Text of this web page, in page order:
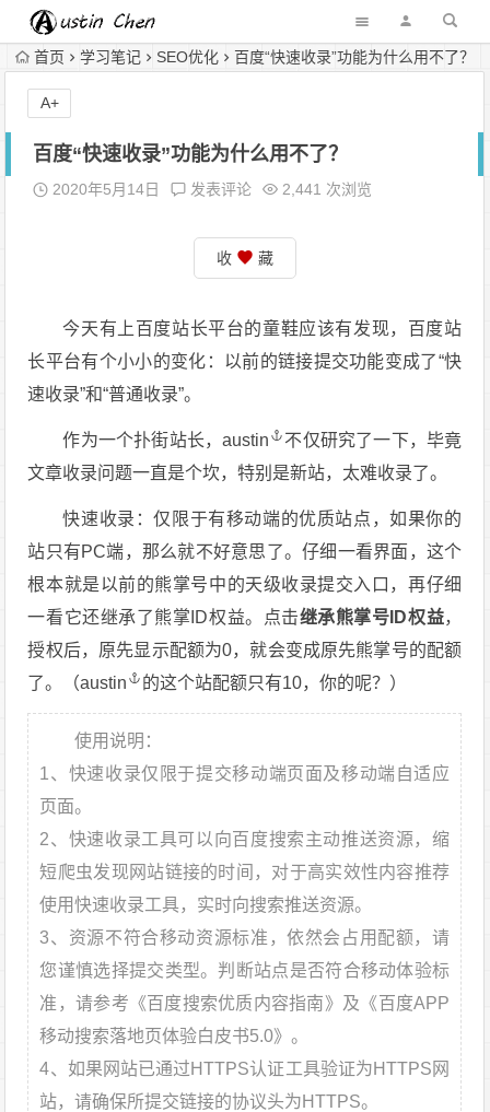
首页 学习笔记 SEO优化 百度“快速收录”功能为什么用不了？
百度“快速收录”功能为什么用不了？
2020年5月14日 发表评论 2,441 次浏览
收 藏
今天有上百度站长平台的童鞋应该有发现，百度站
长平台有个小小的变化：以前的链接提交功能变成了“快
速收录”和“普通收录”。
作为一个扑街站长，austin
不仅研究了一下，毕竟
文章收录问题一直是个坎，特别是新站，太难收录了。
快速收录：仅限于有移动端的优质站点，如果你的
站只有PC端，那么就不好意思了。仔细一看界面，这个
根本就是以前的熊掌号中的天级收录提交入口，再仔细
一看它还继承了熊掌ID权益。点击继承熊掌号ID权益，
授权后，原先显示配额为0，就会变成原先熊掌号的配额
了。（austin 的这个站配额只有10，你的呢？）
使用说明：
1、快速收录仅限于提交移动端页面及移动端自适应
页面。
2、快速收录工具可以向百度搜索主动推送资源，缩
短爬虫发现网站链接的时间，对于高实效性内容推荐
使用快速收录工具，实时向搜索推送资源。
3、资源不符合移动资源标准，依然会占用配额，请
您谨慎选择提交类型。判断站点是否符合移动体验标
准，请参考《百度搜索优质内容指南》及《百度APP
移动搜索落地页体验白皮书5.0》。
4、如果网站已通过HTTPS认证工具验证为HTTPS网
站，请确保所提交链接的协议头为HTTPS。
A+